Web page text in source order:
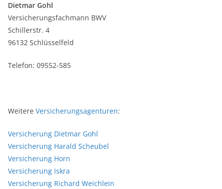
Dietmar Gohl
Versicherungsfachmann BWV
Schillerstr. 4
96132 Schlüsselfeld
Telefon: 09552-585
Weitere Versicherungsagenturen:
Versicherung Dietmar Gohl
Versicherung Harald Scheubel
Versicherung Horn
Versicherung Iskra
Versicherung Richard Weichlein